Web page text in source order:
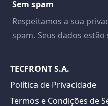
Sem spam
Respeitamos a sua
spam. Seus dados
TECFRONT S.A.
Política de Privacidade
Termos e Condições de